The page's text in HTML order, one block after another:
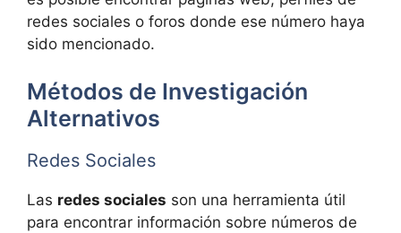
redes sociales o foros donde ese número haya
sido mencionado.
Métodos de Investigación
Alternativos
Redes Sociales
Las redes sociales son una herramienta útil
para encontrar información sobre números de